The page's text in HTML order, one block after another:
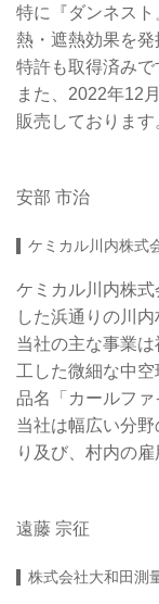
特に『ダンネス
熱・遮熱効果を発
特許も取得済みで
また、2022年12
販売しております
安部 市治
ケミカル川内株式
ケミカル川内株
した浜通りの川内
当社の主な事業
工した微細な中
品名「カールファ
当社は幅広い分
り及び、村内の
遠藤 宗征
株式会社大和田測